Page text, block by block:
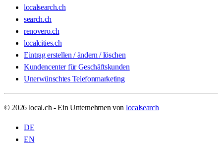
localsearch.ch
search.ch
renovero.ch
localcities.ch
Eintrag erstellen / ändern / löschen
Kundencenter für Geschäftskunden
Unerwünschtes Telefonmarketing
© 2026 local.ch - Ein Unternehmen von localsearch
DE
EN